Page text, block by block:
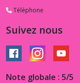
Téléphone
Suivez nous
Note globale : 5/5